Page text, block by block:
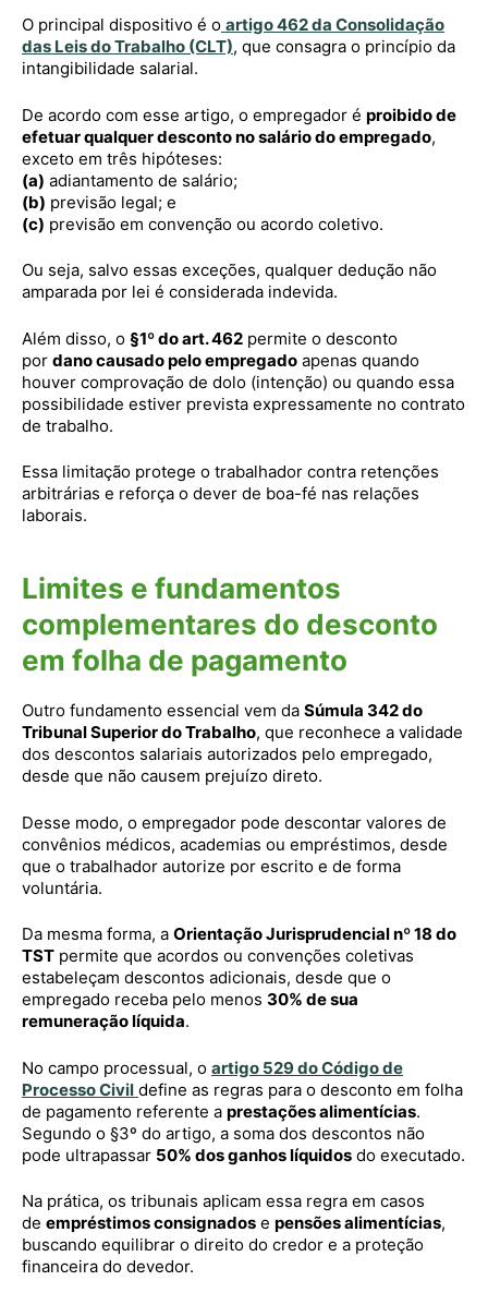
O principal dispositivo é o artigo 462 da Consolidação
das Leis do Trabalho (CLT), que consagra o princípio da
intangibilidade salarial.
De acordo com esse artigo, o empregador é proibido de
efetuar qualquer desconto no salário do empregado,
exceto em três hipóteses:
(a) adiantamento de salário;
(b) previsão legal; e
(c) previsão em convenção ou acordo coletivo.
Ou seja, salvo essas exceções, qualquer dedução não
amparada por lei é considerada indevida.
Além disso, o §1º do art. 462 permite o desconto
por dano causado pelo empregado apenas quando
houver comprovação de dolo (intenção) ou quando essa
possibilidade estiver prevista expressamente no contrato
de trabalho.
Essa limitação protege o trabalhador contra retenções
arbitrárias e reforça o dever de boa-fé nas relações
laborais.
Limites e fundamentos
complementares do desconto
em folha de pagamento
Outro fundamento essencial vem da Súmula 342 do
Tribunal Superior do Trabalho, que reconhece a validade
dos descontos salariais autorizados pelo empregado,
desde que não causem prejuízo direto.
Desse modo, o empregador pode descontar valores de
convênios médicos, academias ou empréstimos, desde
que o trabalhador autorize por escrito e de forma
voluntária.
Da mesma forma, a Orientação Jurisprudencial nº 18 do
TST permite que acordos ou convenções coletivas
estabeleçam descontos adicionais, desde que o
empregado receba pelo menos 30% de sua
remuneração líquida.
No campo processual, o artigo 529 do Código de
Processo Civil define as regras para o desconto em folha
de pagamento referente a prestações alimentícias.
Segundo o §3º do artigo, a soma dos descontos não
pode ultrapassar 50% dos ganhos líquidos do executado.
Na prática, os tribunais aplicam essa regra em casos
de empréstimos consignados e pensões alimentícias,
buscando equilibrar o direito do credor e a proteção
financeira do devedor.